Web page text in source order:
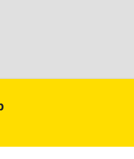
обл, Королев г,